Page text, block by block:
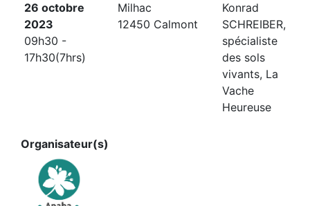
26 octobre
2023
09h30 -
17h30(7hrs)
Milhac
12450 Calmont
Konrad
SCHREIBER,
spécialiste
des sols
vivants, La
Vache
Heureuse
Organisateur(s)